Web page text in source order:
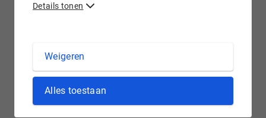
Details tonen
Weigeren
Alles toestaan
.CREDIT domein registreren bij Hostnet
Met het .credit domein is er een plek op internet beschikbaar
speciaal voor degenen die zich bezighouden met kredieten en
andere vormen van financiering. Werk je voor een financiële